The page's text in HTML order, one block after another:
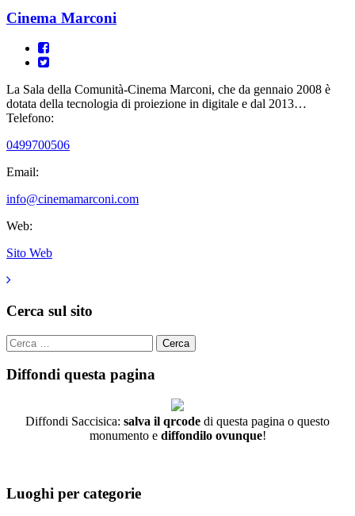
Cinema Marconi
La Sala della Comunità-Cinema Marconi, che da gennaio 2008 è
dotata della tecnologia di proiezione in digitale e dal 2013…
Telefono:
0499700506
Email:
info@cinemamarconi.com
Web:
Sito Web
Cerca sul sito
Cerca
per:
Diffondi questa pagina
Diffondi Saccisica: salva il qrcode di questa pagina o questo
monumento e diffondilo ovunque!
Luoghi per categorie